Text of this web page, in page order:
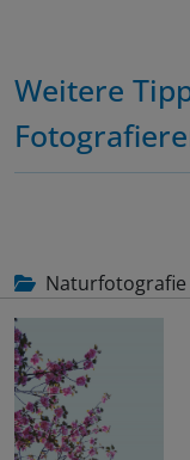
Weitere
Naturfotografie